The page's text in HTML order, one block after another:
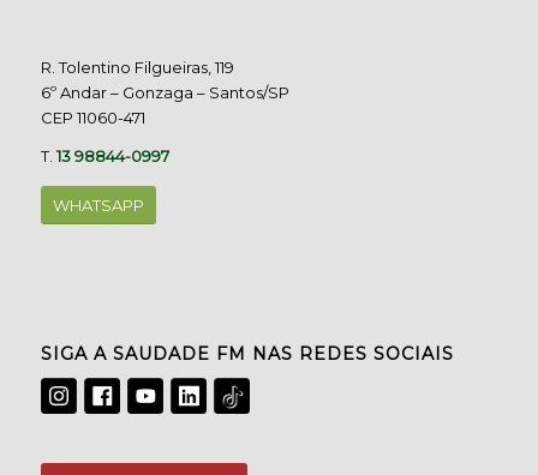
R. Tolentino Filgueiras, 119
6º Andar – Gonzaga – Santos/SP
CEP 11060-471
T.13 98844-0997
WHATSAPP
SIGA A SAUDADE FM NAS REDES SOCIAIS